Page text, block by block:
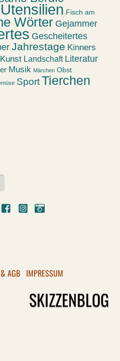
Fisch am
Wörter Gejammer
Gescheitertes
Jahrestage Kinners
Kunst Landschaft Literatur
Musik Märchen Obst
SportTierchen
YoutubeFacebookInstagram
AGB IMPRESSUM
SKIZZENBLOG